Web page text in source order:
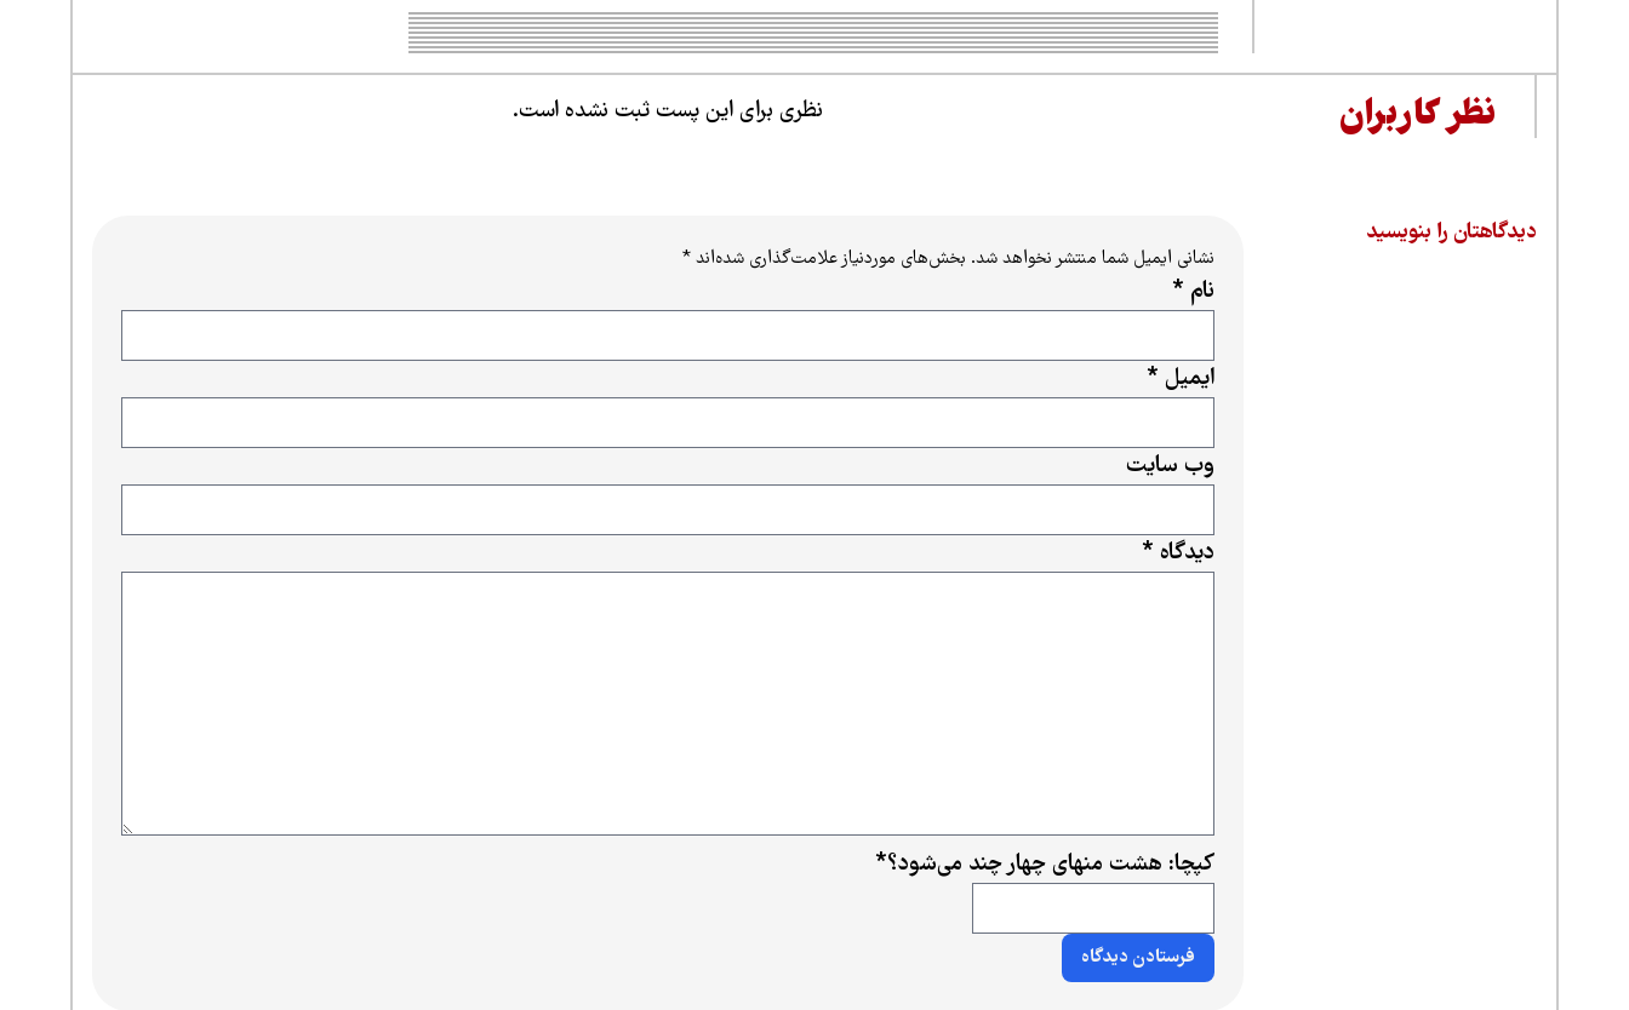
نظر کاربران نظری برای این پست ثبت نشده است.
دیدگاهتان را بنویسید
نشانی ایمیل شما منتشر نخواهد شد. بخش‌های موردنیاز علامت‌گذاری شده‌اند*
دیدگاه *
نام *
ایمیل *
وب‌ سایت
کپچا: هشت منهای چهار چند می‌شود؟*